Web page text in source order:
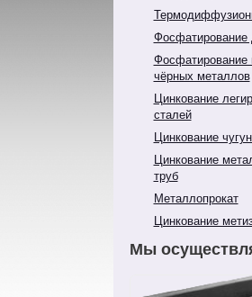
Фосфатирование
Фосфатирование
чёрных металлов
Цинкование
сталей
Цинкование
Цинкование
труб
Металлопрокат
Цинкование
Мы